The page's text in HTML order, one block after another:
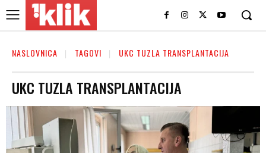
NASLOVNICA TAGOVI UKC TUZLA TRANSPLANTACIJA
UKC TUZLA TRANSPLANTACIJA